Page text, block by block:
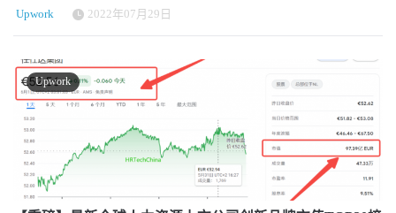
集，允许用户根据现有信息中的模式和示例，使用提示来生成内
容、数据和输出。 人工智能工具：利用人工智能技术、算法和能力
智能原理、技术、算法和方法的专业知识和理解 人工智能服务：利
用人工智能的组织或平台提供的服务 人工智能应用：利用人工智能
技术、算法和技术的软件、工具、系统或解决方案所要解决的问
题、领域或目标 使用方法 技能数据来源于 Upwork 数据库，时间为
2023 年 1 月 1 日至 2023 年 6 月 30 日。技能分析是针对生成式人工
智能技能类别完成的。通过比较该技能在客户搜索中出现的次数来
估算需求量，以及在自由职业者资料中出现的次数来估算供应量。
早期的学术研究还指出，当工人使用 Gen AI 增强工作时，生产率也
多的专业人士正在探索自由职业者的好处，无论是为了额外的收
部分：2022年自由职业者的年收入为 1.35万亿美元，比 2021年增加
了500亿美元。 2.自由职业创历史新高： 职业自由职业者的比例增加
到 6000万美国人，比2021年上升了3个百分点，达到 39%。 3.对自
由职业的看法继续发生变化：近四分之三的自由职业者（73%）表
示，对自由职业者的看法正变得越来越积极，高于2021年的68%。
4.Z世代和千禧一代最有可能成为探索自由职业者：2022 年，43%的
Z世代专业人士和46%的千禧一代专业人士从事自由职业。 5.超过一
半的自由职业者提供知识服务：2022 年，51% 的自由职业者（近
3100 万专业人士）提供计算机编程、营销、IT 和商业咨询等知识服
务官Jeff McCombs在一封股东信中写道："我们继续专注于产品创
新，并看到了突出的成果，即更高的客户满意度，更快的聘用时
间，以及我们在项目目录领域的最新创新功能--咨询的强大客户再参
与率。" 该公司看到了自2018年上市以来的最高毛利率。Brown和
McCombs指出，这是由新客户市场计划推动的。 Upwork在第二季度
还增加了新的企业客户，包括Asurion，一家拥有22000名员工的全球
技术服务公司。 指导意见 Upwork预测第三季度的收入在1.56亿至
1.58亿美元之间，按中间值计算，同比增长23%。
Upwork 2022年07月29日
Upwork